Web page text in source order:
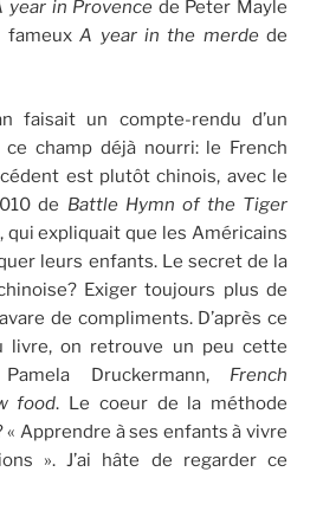
year in Provence de Peter Mayle
fameuxA year in the merdede
faisait un compte-rendu d’un
champ déjà nourri: le French
est plutôt chinois, avec le
de Battle Hymn of the Tiger
qui expliquait que les Américains
leurs enfants. Le secret de la
Exiger toujours plus de
de compliments. D’après ce
livre, on retrouve un peu cette
Druckermann, French
food. Le coeur de la méthode
Apprendre à ses enfants à vivre
». J’ai hâte de regarder ce